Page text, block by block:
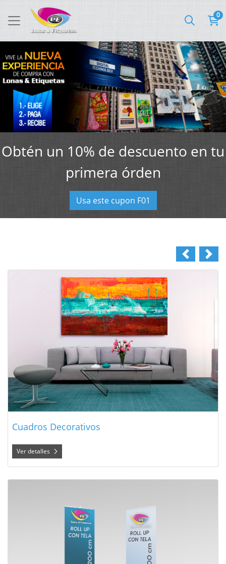
0
Obtén un 10% de descuento en tu
primera órden
Usa este cupon F01
Cuadros Decorativos
Ver detalles